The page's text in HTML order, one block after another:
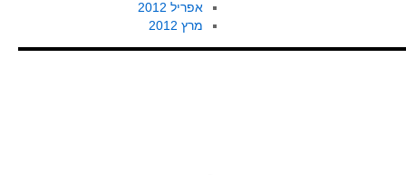
אפריל 2012
מרץ 2012